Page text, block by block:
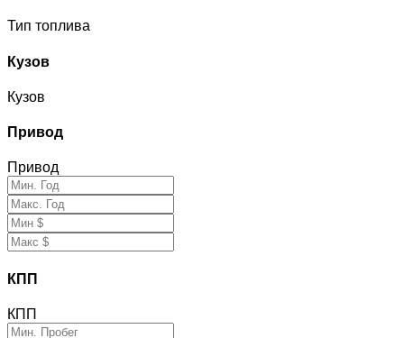
Тип топлива
Кузов
Кузов
Привод
Привод
КПП
КПП